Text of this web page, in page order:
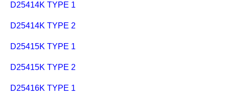
D25414K TYPE 1
D25414K TYPE 2
D25415K TYPE 1
D25415K TYPE 2
D25416K TYPE 1